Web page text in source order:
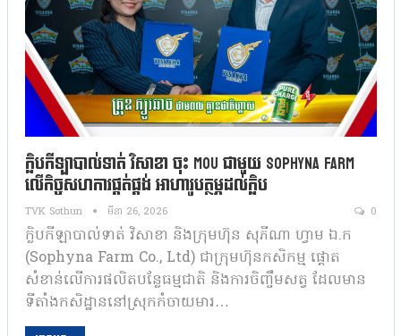
ក្លិបកីឡាបាល់ទាត់ វិសាខា ចុះ MoU ជាមួយ Sophyna Farm
លើកិច្ចសហការផ្គត់ផ្គង់ អាហារូបត្ថម្ភដល់ក្លិប
TVK Sothun មីនា 26, 2026 0
ក្លិបកីឡាបាល់ទាត់ វិសាខា និងក្រុមហ៊ុន សុភីណា ហ្វាម ឯ.ក
(Sophyna Farm Co., Ltd) ជាក្រុមហ៊ុនកសិកម្ម ផ្តោត
សំខាន់លើការផលិតបន្លែធម្មជាតិ និងការចិញ្ចឹមសត្វ ដែលមាន
ទីតាំងកសិដ្ឋាននៅស្រុកកំចាយមារ…